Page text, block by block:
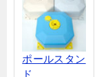
ポールスタン
ド